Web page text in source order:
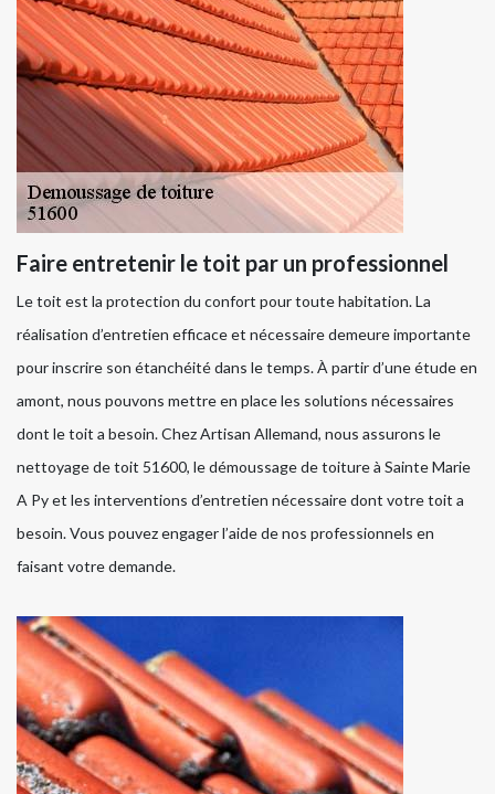
Faire entretenir le toit par un professionnel
Le toit est la protection du confort pour toute habitation. La
réalisation d’entretien efficace et nécessaire demeure importante
pour inscrire son étanchéité dans le temps. À partir d’une étude en
amont, nous pouvons mettre en place les solutions nécessaires
dont le toit a besoin. Chez Artisan Allemand, nous assurons le
nettoyage de toit 51600, le démoussage de toiture à Sainte Marie
A Py et les interventions d’entretien nécessaire dont votre toit a
besoin. Vous pouvez engager l’aide de nos professionnels en
faisant votre demande.